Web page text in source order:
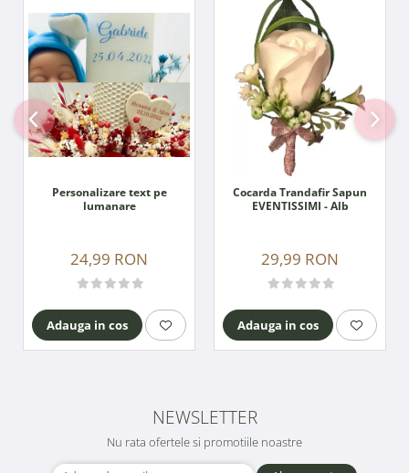
Personalizare text pe
lumanare
24,99 RON
Adauga in cos
Cocarda Trandafir Sapun
EVENTISSIMI - Alb
29,99 RON
Adauga in cos
NEWSLETTER
Nu rata ofertele si promotiile noastre